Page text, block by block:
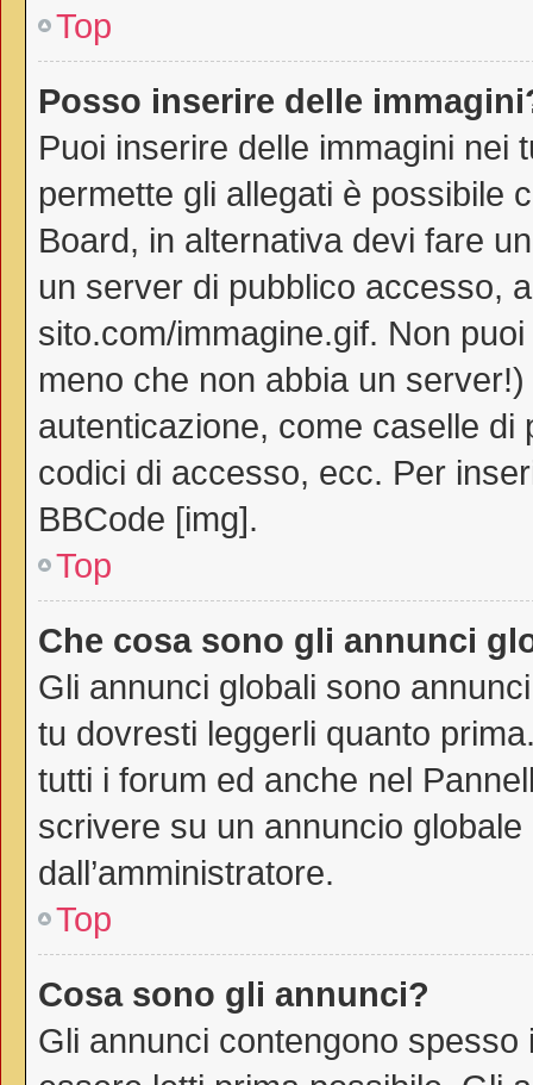
Top
Posso inserire delle
Puoi inserire delle immagini nei
permette gli allegati è possibile
Board, in alternativa devi fare
un server di pubblico accesso,
sito.com/immagine.gif. Non
meno che non abbia un
autenticazione, come caselle
codici di accesso, ecc. Per
BBCode [img].
Top
Che cosa sono gli annunci
Gli annunci globali sono
tu dovresti leggerli quanto
tutti i forum ed anche nel
scrivere su un annuncio
dall’amministratore.
Top
Cosa sono gli annunci?
Gli annunci contengono